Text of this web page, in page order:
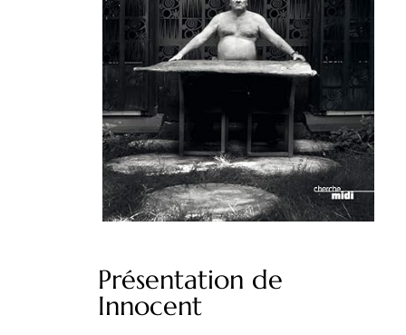
Présentation de
Innocent